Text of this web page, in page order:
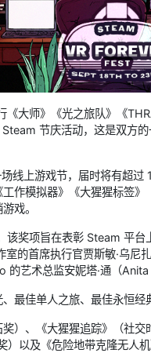
大师》《光之旅队》《
节庆活动，这是双方
线上游戏节，届时将有超
作模拟器》《大猩猩标签
戏。
该奖项旨在表彰 Steam 平
室的首席执行官贾斯敏·乌
艺术总监安妮塔·通（Anita
最佳单人之旅、最佳永恒经
）、《大猩猩追踪》（社
以及《危险地带克隆无人